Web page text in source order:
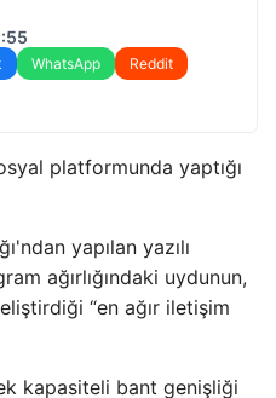
WhatsApp
Reddit
platformunda yaptığı
yapılan yazılı
ağırlığındaki uydunun,
“en ağır iletişim
kapasiteli bant genişliği